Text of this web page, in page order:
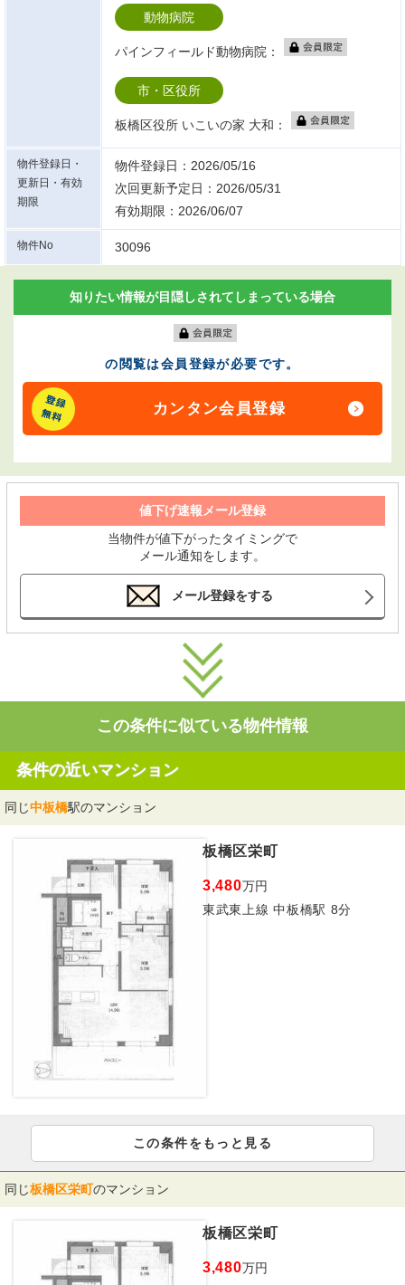
動物病院
パインフィールド動物病院：
市・区役所
板橋区役所 いこいの家 大和：
物件登録日・
更新日・有効
期限
物件登録日：2026/05/16
次回更新予定日：2026/05/31
有効期限：2026/06/07
物件No 30096
知りたい情報が目隠しされてしまっている場合
の閲覧は会員登録が必要です。
カンタン会員登録
値下げ速報メール登録
当物件が値下がったタイミングで
メール通知をします。
メール登録をする
この条件に似ている物件情報
条件の近いマンション
同じ中板橋駅のマンション
板橋区栄町
3,480万円
東武東上線 中板橋駅 8分
この条件をもっと見る
同じ板橋区栄町のマンション
板橋区栄町
3,480万円